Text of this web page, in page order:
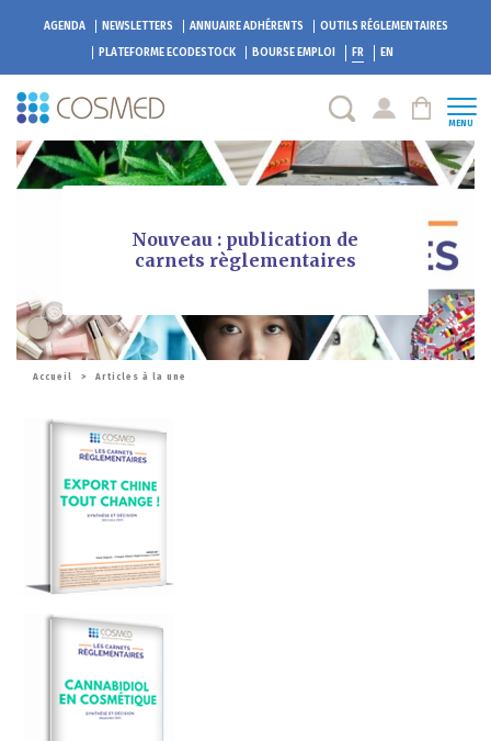
AGENDA NEWSLETTERS ANNUAIRE ADHÉRENTS
OUTILS RÉGLEMENTAIRES
PLATEFORME ECODESTOCK BOURSE EMPLOI FR EN
MENU
Nouveau : publication de
carnets règlementaires
Accueil > Articles à la une